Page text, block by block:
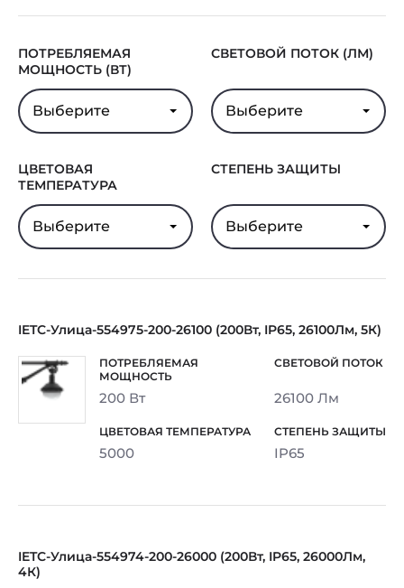
ПОТРЕБЛЯЕМАЯ
МОЩНОСТЬ (ВТ)
Выберите
СВЕТОВОЙ ПОТОК (ЛМ)
Выберите
ЦВЕТОВАЯ
ТЕМПЕРАТУРА
Выберите
СТЕПЕНЬ ЗАЩИТЫ
Выберите
IETC-Улица-554975-200-26100 (200Вт, IP65, 26100Лм, 5К)
200 Вт 26100 Лм
5000 IP65
IETC-Улица-554974-200-26000 (200Вт, IP65, 26000Лм,
4К)